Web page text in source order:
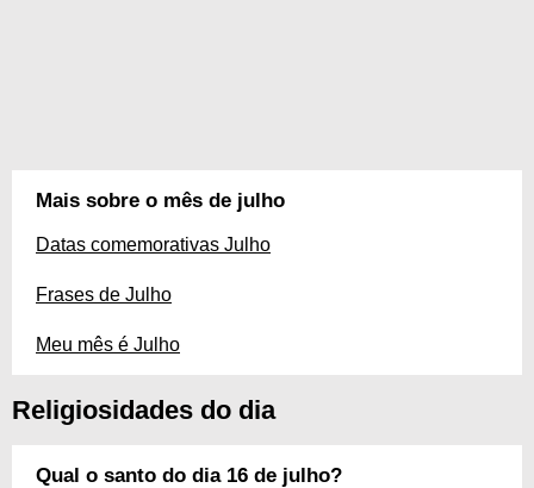
Mais sobre o mês de julho
Datas comemorativas Julho
Frases de Julho
Meu mês é Julho
Religiosidades do dia
Qual o santo do dia 16 de julho?